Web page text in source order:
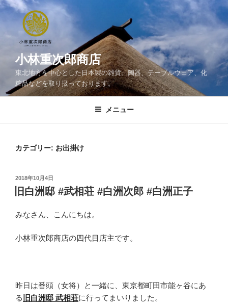
コ
キ
小林重次郎商店
東北地方を中心とした日本製の雑貨、陶器、テーブルウェア、化
粧品などを取り扱っております。
メニュー
カテゴリー: お出掛け
投
稿
日:
2018年10月4日
旧白洲邸 #武相荘 #白洲次郎 #白洲正子
みなさん、こんにちは。
小林重次郎商店の四代目店主です。
昨日は番頭（女将）と一緒に、東京都町田市能ヶ谷にあ
る 旧白洲邸 武相荘に行ってまいりました。